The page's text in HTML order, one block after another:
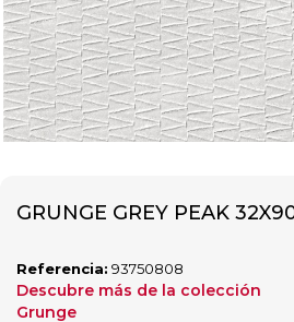
GRUNGE GREY PEAK
Referencia: 93750808
Descubre más de la colección
Grunge